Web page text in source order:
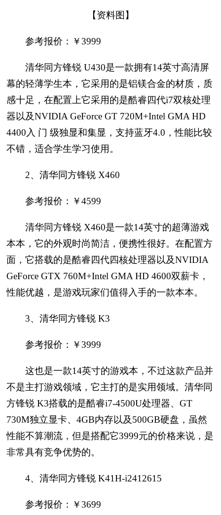
【资料图】
参考报价：￥3999
清华同方锋锐 U430是一款拥有14英寸高清屏
幕的轻薄学生本，它采用的是铝镁合金的材质，质
感十足，在配置上它采用的是酷睿四代i7双核处理
器以及NVIDIA GeForce GT 720M+Intel GMA HD
4400入 门 级独显和集显，支持蓝牙4.0，性能比较
不错，适合学生学习使用。
2、清华同方锋锐 X460
参考报价：￥4599
清华同方锋锐 X460是一款14英寸的超薄游戏
本本，它的外观时尚简洁，便携性很好。在配置方
面，它搭载的是酷睿四代四核处理器以及NVIDIA
GeForce GTX 760M+Intel GMA HD 4600双薪卡，
性能优越，是游戏玩家们值得入手的一款本本。
3、清华同方锋锐 K3
参考报价：￥3999
这也是一款14英寸的游戏本，不过这款产品并
不是主打游戏领域，它主打的是实用领域。清华同
方锋锐 K3搭载的是酷睿i7-4500U处理器、GT
730M独立显卡、4GB内存以及500GB硬盘，虽然
性能不算潮流，但是搭配它3999元的价格来说，是
非常具有竞争优势的。
4、清华同方锋锐 K41H-i2412615
参考报价：￥3699